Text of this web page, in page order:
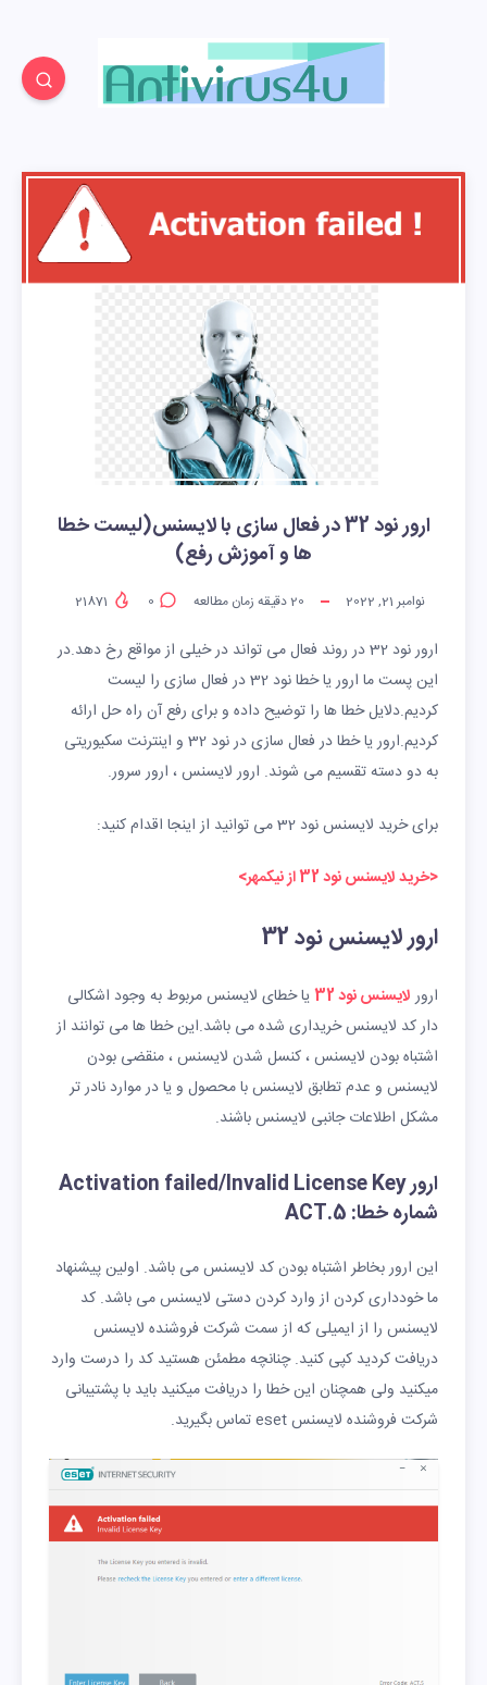
ارور نود 32 در فعال سازی با لایسنس(لیست خطا
ها و آموزش رفع)
نوامبر 21, 2022 20دقیقه زمان مطالعه 0
ارور نود 32 در روند فعال می تواند در خیلی از مواقع رخ دهد.در
این پست ما ارور یا خطا نود 32 در فعال سازی را لیست
کردیم.دلایل خطا ها را توضیح داده و برای رفع آن راه حل ارائه
کردیم.ارور یا خطا در فعال سازی در نود 32 و اینترنت سکیوریتی
به دو دسته تقسیم می شوند. ارور لایسنس ، ارور سرور.
برای خرید لایسنس نود 32 می توانید از اینجا اقدام کنید:
<خرید لایسنس نود 32 از نیکمهر>
ارور لایسنس نود 32
ارورلایسنس نود 32
یا خطای لایسنس مربوط به وجود اشکالی
دار کد لایسنس خریداری شده می باشد.این خطا ها می توانند از
اشتباه بودن لایسنس ، کنسل شدن لایسنس ، منقضی بودن
لایسنس و عدم تطابق لایسنس با محصول و یا در موارد نادر تر
مشکل اطلاعات جانبی لایسنس باشند.
ارور Activation failed/Invalid License Key
شماره خطا: ACT.5
این ارور بخاطر اشتباه بودن کد لایسنس می باشد. اولین پیشنهاد
ما خودداری کردن از وارد کردن دستی لایسنس می باشد. کد
لایسنس را از ایمیلی که از سمت شرکت فروشنده لایسنس
دریافت کردید کپی کنید. چنانچه مطمئن هستید کد را درست وارد
میکنید ولی همچنان این خطا را دریافت میکنید باید با پشتیبانی
شرکت فروشنده لایسنس eset تماس بگیرید.